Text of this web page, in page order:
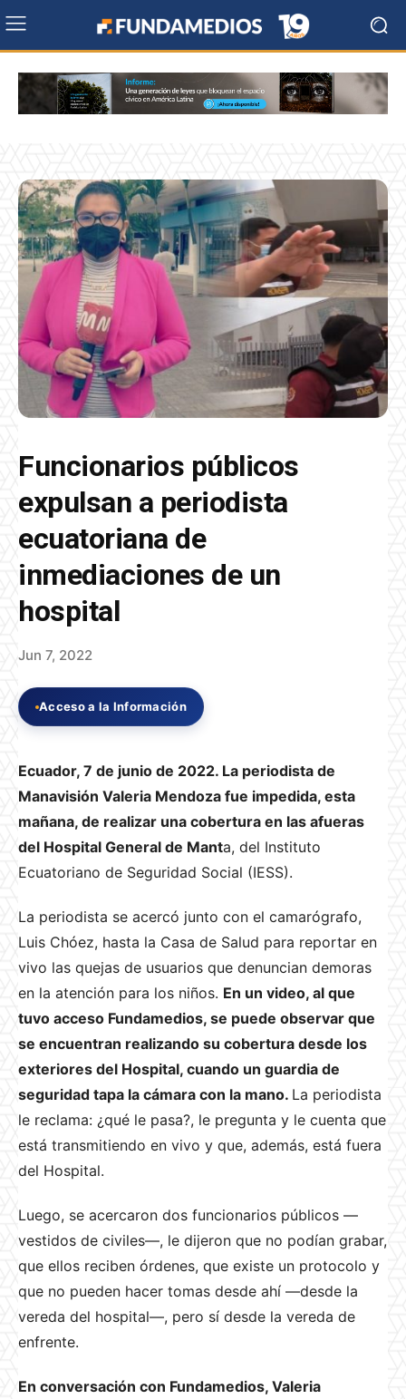
Funcionarios públicos
expulsan a periodista
ecuatoriana de
inmediaciones de un
hospital
Jun 7, 2022
Acceso a la Información
Ecuador, 7 de junio de 2022. La periodista de
Manavisión Valeria Mendoza fue impedida, esta
mañana, de realizar una cobertura en las afueras
del Hospital General de Manta, del Instituto
Ecuatoriano de Seguridad Social (IESS).
La periodista se acercó junto con el camarógrafo,
Luis Chóez, hasta la Casa de Salud para reportar en
vivo las quejas de usuarios que denuncian demoras
en la atención para los niños. En un video, al que
tuvo acceso Fundamedios, se puede observar que
se encuentran realizando su cobertura desde los
exteriores del Hospital, cuando un guardia de
seguridad tapa la cámara con la mano. La periodista
le reclama: ¿qué le pasa?, le pregunta y le cuenta que
está transmitiendo en vivo y que, además, está fuera
del Hospital.
Luego, se acercaron dos funcionarios públicos —
vestidos de civiles—, le dijeron que no podían grabar,
que ellos reciben órdenes, que existe un protocolo y
que no pueden hacer tomas desde ahí —desde la
vereda del hospital—, pero sí desde la vereda de
enfrente.
En conversación con Fundamedios, Valeria